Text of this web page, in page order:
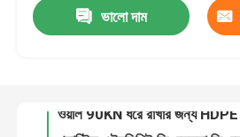
ভিডিও
আমাদের সম্পর্কে
ভালো দাম